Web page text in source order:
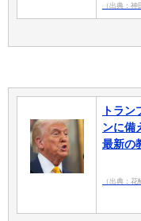
（出典：神
トラ
ンに備
最新の
（出典：花